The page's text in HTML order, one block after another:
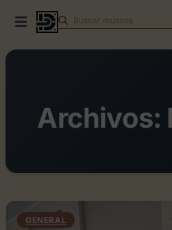
Buscar teatros
Archivos:
GENERAL